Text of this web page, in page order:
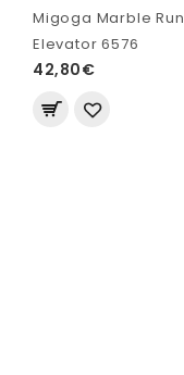
Migoga Marble Run
Elevator 6576
42,80€